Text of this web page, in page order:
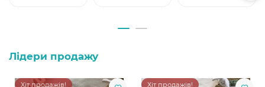
Лідери продажу
Хіт продажів!
Хіт продажів!